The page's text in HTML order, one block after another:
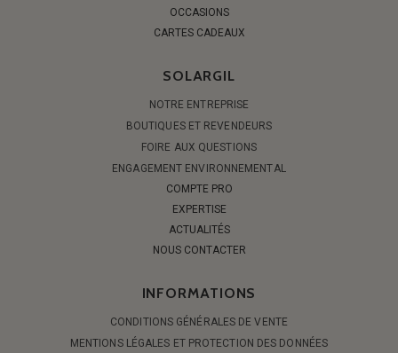
OCCASIONS
CARTES CADEAUX
SOLARGIL
NOTRE ENTREPRISE
BOUTIQUES ET REVENDEURS
FOIRE AUX QUESTIONS
ENGAGEMENT ENVIRONNEMENTAL
COMPTE PRO
EXPERTISE
ACTUALITÉS
NOUS CONTACTER
INFORMATIONS
CONDITIONS GÉNÉRALES DE VENTE
MENTIONS LÉGALES ET PROTECTION DES DONNÉES